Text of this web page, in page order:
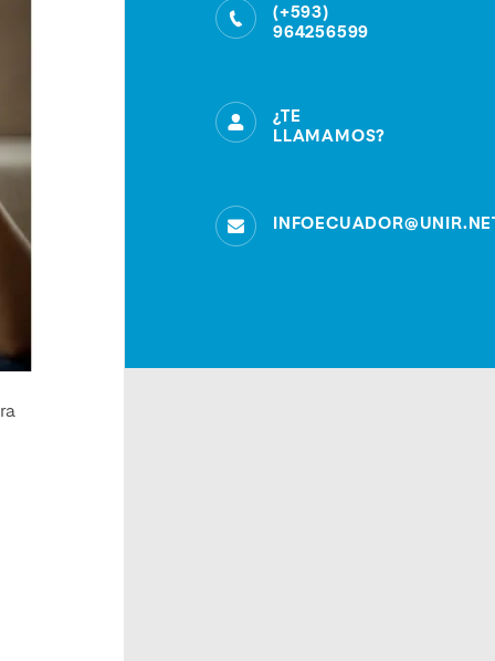
(+593)
964256599
¿TE
LLAMAMOS?